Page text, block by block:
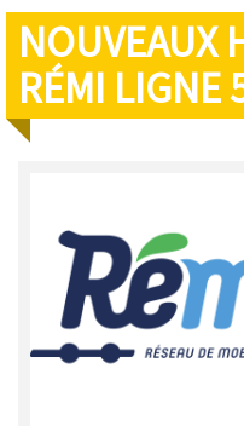
NOUVEAUX
RÉMI LIGNE